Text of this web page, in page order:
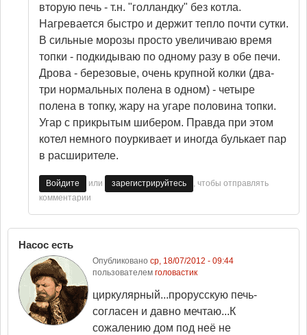
вторую печь - т.н. "голландку" без котла.
Нагревается быстро и держит тепло почти сутки.
В сильные морозы просто увеличиваю время
топки - подкидываю по одному разу в обе печи.
Дрова - березовые, очень крупной колки (два-
три нормальных полена в одном) - четыре
полена в топку, жару на угаре половина топки.
Угар с прикрытым шибером. Правда при этом
котел немного поуркивает и иногда булькает пар
в расширителе.
Войдите или зарегистрируйтесь
, чтобы отправлять
комментарии
Насос есть
Опубликовано ср, 18/07/2012 - 09:44
пользователем головастик
циркулярный...прорусскую печь-
согласен и давно мечтаю...К
сожалению дом под неё не